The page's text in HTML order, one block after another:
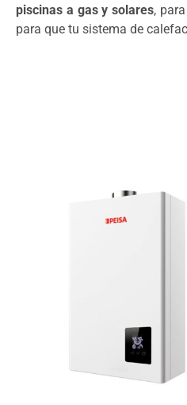
piscinas a gas y solares,
para que tu sistema de